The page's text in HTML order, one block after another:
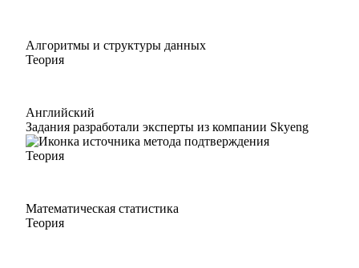
Алгоритмы и структуры данных
Теория
Английский
Задания разработали эксперты из компании Skyeng
Теория
Математическая статистика
Теория